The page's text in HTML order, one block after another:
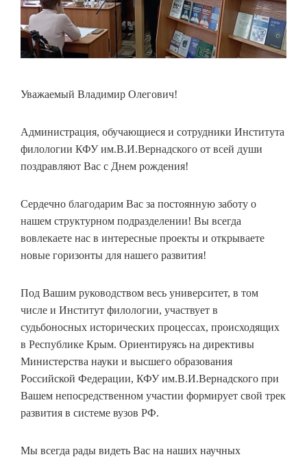
Уважаемый Владимир Олегович!
Администрация, обучающиеся и сотрудники Института
филологии КФУ им.В.И.Вернадского от всей души
поздравляют Вас с Днем рождения!
Сердечно благодарим Вас за постоянную заботу о
нашем структурном подразделении! Вы всегда
вовлекаете нас в интересные проекты и открываете
новые горизонты для нашего развития!
Под Вашим руководством весь университет, в том
числе и Институт филологии, участвует в
судьбоносных исторических процессах, происходящих
в Республике Крым. Ориентируясь на директивы
Министерства науки и высшего образования
Российской Федерации, КФУ им.В.И.Вернадского при
Вашем непосредственном участии формирует свой трек
развития в системе вузов РФ.
Мы всегда рады видеть Вас на наших научных